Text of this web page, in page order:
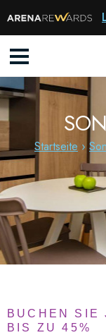
Startseite
BUCHEN SIE
BIS ZU 45%